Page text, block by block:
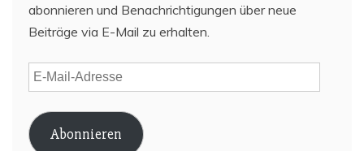
abonnieren und Benachrichtigungen über neue
Beiträge via E-Mail zu erhalten.
E-
Mail-
Adresse
Abonnieren